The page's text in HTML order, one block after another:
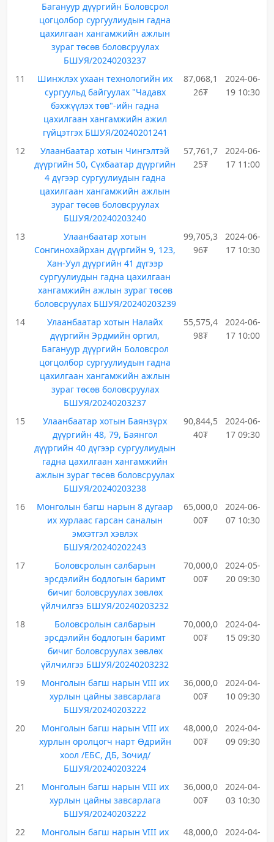
Багануур дүүргийн Боловсрол
цогцолбор сургуулиудын гадна
цахилгаан хангамжийн ажлын
зураг төсөв боловсруулах
БШУЯ/20240203237
11
Шинжлэх ухаан технологийн их
сургуульд байгуулах "Чадавх
бэхжүүлэх төв"-ийн гадна
цахилгаан хангамжийн ажил
гүйцэтгэх БШУЯ/20240201241
87,068,1
26₮
2024-06-
19 10:30
12
Улаанбаатар хотын Чингэлтэй
дүүргийн 50, Сүхбаатар дүүргийн
4 дүгээр сургуулиудын гадна
цахилгаан хангамжийн ажлын
зураг төсөв боловсруулах
БШУЯ/20240203240
57,761,7
25₮
2024-06-
17 11:00
13
Улаанбаатар хотын
Сонгинохайрхан дүүргийн 9, 123,
Хан-Уул дүүргийн 41 дүгээр
сургуулиудын гадна цахилгаан
хангамжийн ажлын зураг төсөв
боловсруулах БШУЯ/20240203239
99,705,3
96₮
2024-06-
17 10:30
14
Улаанбаатар хотын Налайх
дүүргийн Эрдмийн оргил,
Багануур дүүргийн Боловсрол
цогцолбор сургуулиудын гадна
цахилгаан хангамжийн ажлын
зураг төсөв боловсруулах
БШУЯ/20240203237
55,575,4
98₮
2024-06-
17 10:00
15
Улаанбаатар хотын Баянзүрх
дүүргийн 48, 79, Баянгол
дүүргийн 40 дүгээр сургуулиудын
гадна цахилгаан хангамжийн
ажлын зураг төсөв боловсруулах
БШУЯ/20240203238
90,844,5
40₮
2024-06-
17 09:30
16
Монголын багш нарын 8 дугаар
их хурлаас гарсан саналын
эмхэтгэл хэвлэх
БШУЯ/20240202243
65,000,0
00₮
2024-06-
07 10:30
17
Боловсролын салбарын
эрсдэлийн бодлогын баримт
бичиг боловсруулах зөвлөх
үйлчилгээ БШУЯ/20240203232
70,000,0
00₮
2024-05-
20 09:30
18
Боловсролын салбарын
эрсдэлийн бодлогын баримт
бичиг боловсруулах зөвлөх
үйлчилгээ БШУЯ/20240203232
70,000,0
00₮
2024-04-
15 09:30
19
Монголын багш нарын VIII их
хурлын цайны завсарлага
БШУЯ/20240203222
36,000,0
00₮
2024-04-
10 09:30
20
Монголын багш нарын VIII их
хурлын оролцогч нарт Өдрийн
хоол /ЕБС, ДБ, Зочид/
БШУЯ/20240203224
48,000,0
00₮
2024-04-
09 09:30
21
Монголын багш нарын VIII их
хурлын цайны завсарлага
БШУЯ/20240203222
36,000,0
00₮
2024-04-
03 10:30
22
Монголын багш нарын VIII их
48,000,0
2024-04-